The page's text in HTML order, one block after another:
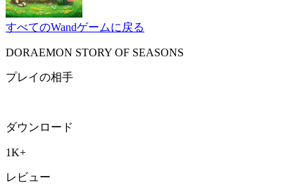
すべてのWandゲームに戻る
DORAEMON STORY OF SEASONS
プレイの相手
ダウンロード
1K+
レビュー